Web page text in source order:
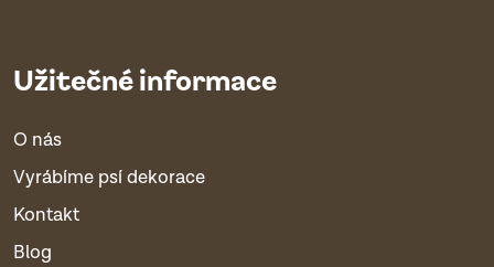
Užitečné informace
O nás
Vyrábíme psí dekorace
Kontakt
Blog